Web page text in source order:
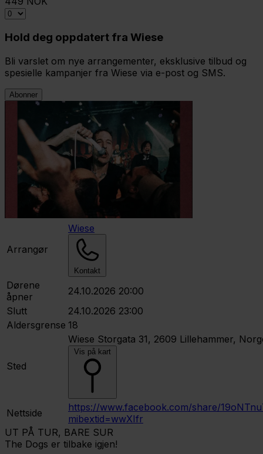
Hold deg oppdatert fra Wiese
Bli varslet om nye arrangementer, eksklusive tilbud og
spesielle kampanjer fra Wiese via e-post og SMS.
Abonner
Arrangør
Wiese
Kontakt
Dørene
åpner
24.10.2026 20:00
Slutt
24.10.2026 23:00
Aldersgrense 18
Sted
Wiese Storgata 31, 2609 Lillehammer,
Vis på kart
Nettside
https://www.facebook.com/share/
mibextid=wwXIfr
UT PÅ TUR, BARE SUR
The Dogs er tilbake igjen!